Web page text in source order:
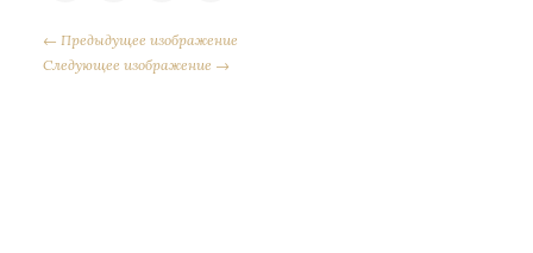
← Предыдущее изображение
Следующее изображение →